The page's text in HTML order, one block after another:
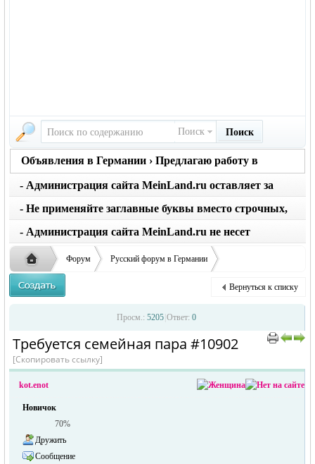
Поиск Поиск
Объявления в Германии › Предлагаю работу в
Германии
- Администрация сайта MeinLand.ru оставляет за
собой право редактировать объявление, не искажая
его смысл
- Не применяйте заглавные буквы вместо строчных,
последует удаление объявления
- Администрация сайта MeinLand.ru не несет
ответственности за содержание размещенных
объявлений
жизнь и
Форум Русский форум в Германии
Объявления в Германии
›
Предлагаю работу в Германии
›
Вернуться к списку
Просм.: 5205 Ответ: 0
Требуется семейная пара #10902
[Скопировать ссылку]
kot.enot
Новичок
70%
Дружить
Сообщение